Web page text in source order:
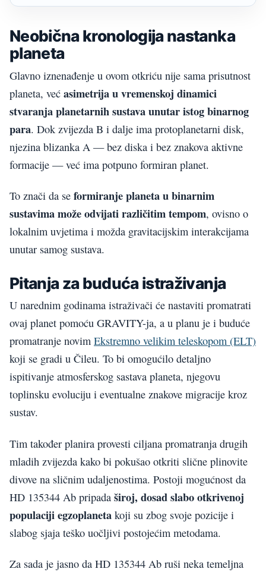
Neobična kronologija nastanka
planeta
Glavno iznenađenje u ovom otkriću nije sama prisutnost
planeta, već asimetrija u vremenskoj dinamici
stvaranja planetarnih sustava unutar istog binarnog
para. Dok zvijezda B i dalje ima protoplanetarni disk,
njezina blizanka A — bez diska i bez znakova aktivne
formacije — već ima potpuno formiran planet.
To znači da se formiranje planeta u binarnim
sustavima može odvijati različitim tempom, ovisno o
lokalnim uvjetima i možda gravitacijskim interakcijama
unutar samog sustava.
Pitanja za buduća istraživanja
U narednim godinama istraživači će nastaviti promatrati
ovaj planet pomoću GRAVITY-ja, a u planu je i buduće
promatranje novim Ekstremno velikim teleskopom (ELT)
koji se gradi u Čileu. To bi omogućilo detaljno
ispitivanje atmosferskog sastava planeta, njegovu
toplinsku evoluciju i eventualne znakove migracije kroz
sustav.
Tim također planira provesti ciljana promatranja drugih
mladih zvijezda kako bi pokušao otkriti slične plinovite
divove na sličnim udaljenostima. Postoji mogućnost da
HD 135344 Ab pripada široj, dosad slabo otkrivenoj
populaciji egzoplaneta koji su zbog svoje pozicije i
slabog sjaja teško uočljivi postojećim metodama.
Za sada je jasno da HD 135344 Ab ruši neka temeljna